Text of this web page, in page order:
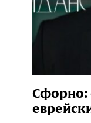
Сфорно: